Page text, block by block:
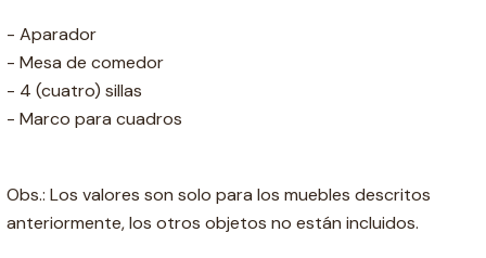
- Aparador
- Mesa de comedor
- 4 (cuatro) sillas
- Marco para cuadros
Obs.: Los valores son solo para los muebles descritos
anteriormente, los otros objetos no están incluidos.